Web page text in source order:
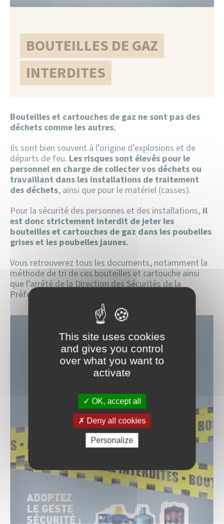
Z.F.E – Zone Faibles Emissions
Extrait d’acte de naissance
Mariage
Médailles de travail
PACS
Passeport
Recensement des jeunes agés de plus de 16 ans
Sécurité et prévention routière
Urbanisme -Démarches
BOUTEILLES DE GAZ
INTERDITES
Bouteilles et cartouches de gaz ne sont pas des
déchets comme les autres.
Ils sont bien souvent à l’origine d’explosions et de
départs de feu. Les risques sont élevés pour le
personnel en charge de collecter vos déchets ou
travaillant dans les installations de traitement
des déchets, ainsi que pour le matériel (casses).
Pour la sécurité des personnes et des installations, il
est donc strictement interdit de jeter les
bouteilles et cartouches de gaz dans les poubelles
grises et les poubelles jaunes.
Vous retrouverez tous les documents, notamment la
méthode de tri de ces bouteilles et cartouche ainsi
que l’arrêté de la Direction des Sécurités de la
Préfecture du Calvados.
This site uses cookies
and gives you control
over what you want to
activate
OK, accept all
Deny all cookies
Personalize